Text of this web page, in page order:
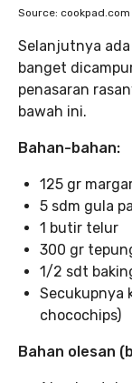
Source: cookpad.com
Selanjutnya ada
banget
penasaran
bawah ini.
Bahan-bahan:
125 gr
5 sdm gula
1 butir telur
300 gr
1/2 sdt
Secukupnya
chocochips)
Bahan olesan